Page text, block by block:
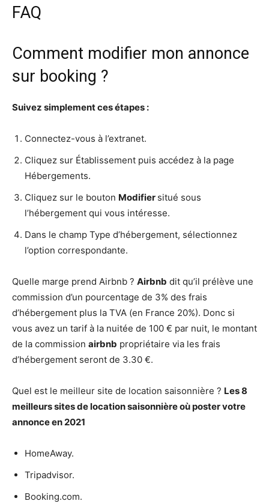
FAQ
Comment modifier mon annonce
sur booking ?
Suivez simplement ces étapes :
Connectez-vous à l’extranet.
Cliquez sur Établissement puis accédez à la page
Hébergements.
Cliquez sur le bouton Modifier situé sous
l’hébergement qui vous intéresse.
Dans le champ Type d’hébergement, sélectionnez
l’option correspondante.
Quelle marge prend Airbnb ? Airbnb dit qu’il prélève une
commission d’un pourcentage de 3% des frais
d’hébergement plus la TVA (en France 20%). Donc si
vous avez un tarif à la nuitée de 100 € par nuit, le montant
de la commission airbnb propriétaire via les frais
d’hébergement seront de 3.30 €.
Quel est le meilleur site de location saisonnière ? Les 8
meilleurs sites de location saisonnièreoù poster votre
annonce en 2021
HomeAway.
Tripadvisor.
Booking.com.